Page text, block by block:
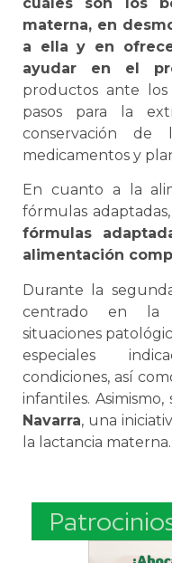
materna, en
a ella y en
ayudar en el
productos ante los
pasos para la
conservación
medicamentos y
En cuanto a la
fórmulas adaptadas,
fórmulas
alimentación
Durante la
centrado en la
situaciones
especiales
condiciones, así
infantiles. Asimismo,
Navarra, una
la lactancia materna.